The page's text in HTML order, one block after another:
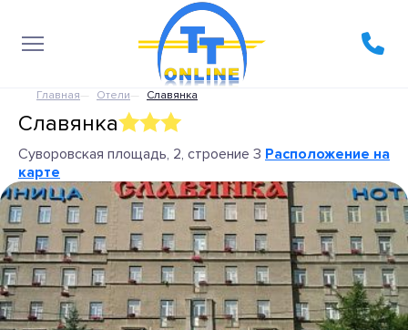
Главная Отели Славянка
Славянка
Суворовская площадь, 2, строение 3 Расположение на
карте